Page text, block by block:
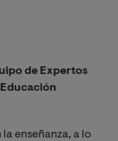
de Expertos
enseñanza, a lo